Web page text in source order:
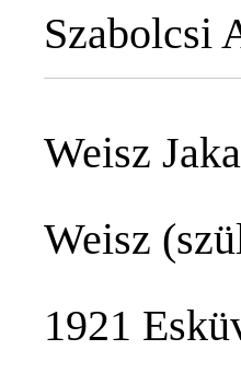
Szabolcsi
Weisz
Weisz
1921